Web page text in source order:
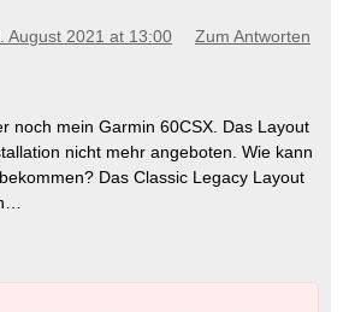
August 2021 at 13:00
Zum Antworten
noch mein Garmin 60CSX. Das Layout
nicht mehr angeboten. Wie kann
Das Classic Legacy Layout